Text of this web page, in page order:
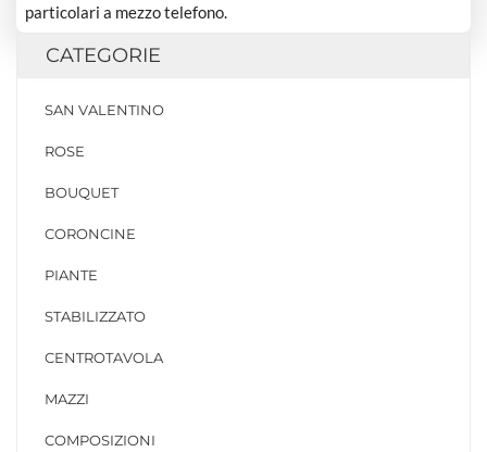
particolari a mezzo telefono.
CATEGORIE
SAN VALENTINO
ROSE
BOUQUET
CORONCINE
PIANTE
STABILIZZATO
CENTROTAVOLA
MAZZI
COMPOSIZIONI